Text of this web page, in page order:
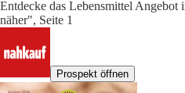
Entdecke das Lebensmittel
näher", Seite 1
Prospekt öffnen